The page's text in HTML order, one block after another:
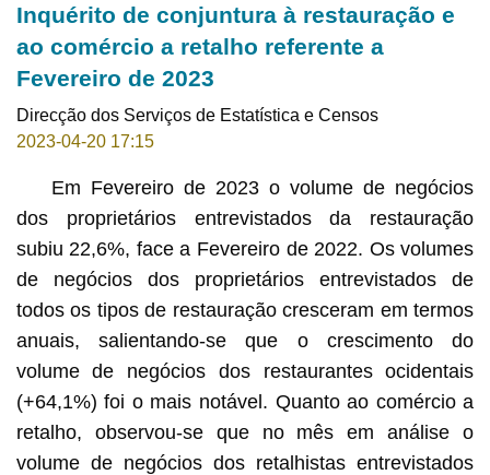
Inquérito de conjuntura à restauração e
ao comércio a retalho referente a
Fevereiro de 2023
Direcção dos Serviços de Estatística e Censos
2023-04-20 17:15
Em Fevereiro de 2023 o volume de negócios
dos proprietários entrevistados da restauração
subiu 22,6%, face a Fevereiro de 2022. Os volumes
de negócios dos proprietários entrevistados de
todos os tipos de restauração cresceram em termos
anuais, salientando-se que o crescimento do
volume de negócios dos restaurantes ocidentais
(+64,1%) foi o mais notável. Quanto ao comércio a
retalho, observou-se que no mês em análise o
volume de negócios dos retalhistas entrevistados